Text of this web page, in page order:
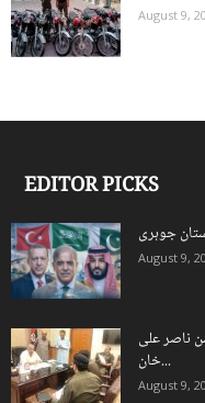
August 9,
EDITOR PICKS
August 9,
ناصر علی
خان...
August 9,